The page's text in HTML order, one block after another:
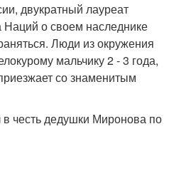
двукратный лауреат
Наций о своем наследнике
Люди из окружения
мальчику 2 - 3 года,
со знаменитым
честь дедушки Миронова по